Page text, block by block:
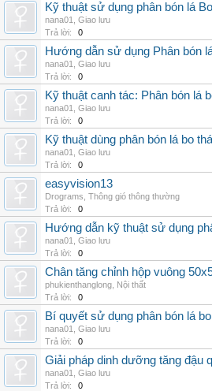
Kỹ thuật sử dụng phân bón lá
nana01
Giao lưu
Trả lời:
0
Hướng dẫn sử dụng Phân bón
nana01
Giao lưu
Trả lời:
0
Kỹ thuật canh tác: Phân bón lá
nana01
Giao lưu
Trả lời:
0
Kỹ thuật dùng phân bón lá bo
nana01
Giao lưu
Trả lời:
0
easyvision13
Drograms Thông gió thông thường
Trả lời:
0
Hướng dẫn kỹ thuật sử dụng
nana01
Giao lưu
Trả lời:
0
Chân tăng chỉnh hộp vuông
phukienthanglong Nội thất
Trả lời:
0
Bí quyết sử dụng phân bón lá
nana01
Giao lưu
Trả lời:
0
Giải pháp dinh dưỡng tăng đậu
nana01
Giao lưu
Trả lời:
0